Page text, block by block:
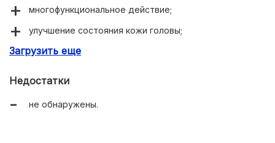
многофункциональное действие;
улучшение состояния кожи головы;
неплотная, воздушная консистенция;
Загрузить еще
Недостатки
не обнаружены.